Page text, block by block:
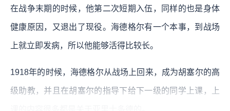
在战争末期的时候，他第二次短期入伍，同样的也是身体
健康原因，又退出了现役。海德格尔有一个本事，到战场
上就立即发病，所以他能够活得比较长。
1918年的时候，海德格尔从战场上回来，成为胡塞尔的高
级助教，并且在胡塞尔的指导下给下一级的同学上课，上